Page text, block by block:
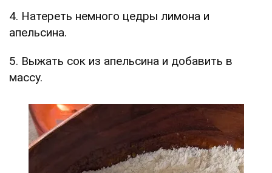
4. Натереть немного цедры лимона и
апельсина.
5. Выжать сок из апельсина и добавить в
массу.